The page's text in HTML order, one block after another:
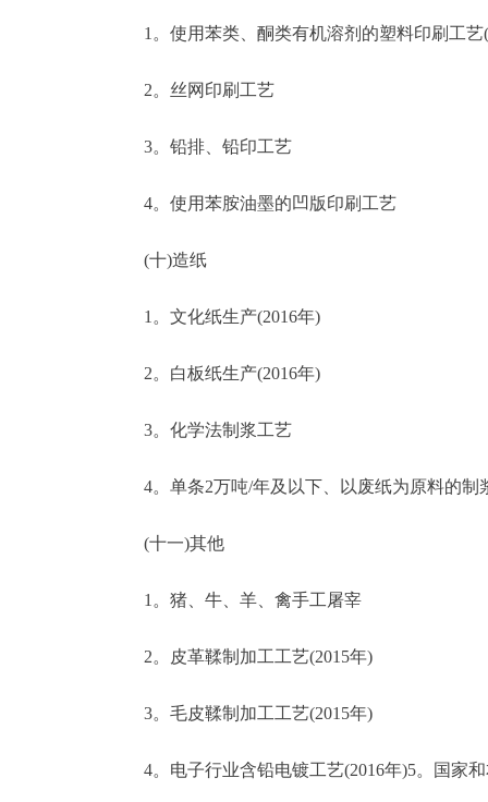
1。使用苯类、酮类有机溶剂的塑料印刷工艺
2。丝网印刷工艺
3。铅排、铅印工艺
4。使用苯胺油墨的凹版印刷工艺
(十)造纸
1。文化纸生产(2016年)
2。白板纸生产(2016年)
3。化学法制浆工艺
4。单条2万吨/年及以下、以废纸为原料的制
(十一)其他
1。猪、牛、羊、禽手工屠宰
2。皮革鞣制加工工艺(2015年)
3。毛皮鞣制加工工艺(2015年)
4。电子行业含铅电镀工艺(2016年)5。国家和